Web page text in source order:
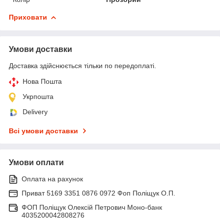
Приховати
Умови доставки
Доставка здійснюється тільки по передоплаті.
Нова Пошта
Укрпошта
Delivery
Всі умови доставки
Умови оплати
Оплата на рахунок
Приват 5169 3351 0876 0972 Фоп Поліщук О.П.
ФОП Поліщук Олексій Петрович Моно-банк
4035200042808276